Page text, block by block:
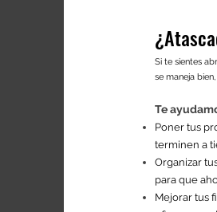
Si te sientes
se maneja
Te
Poner tus
terminen a
Organizar
para que
Mejorar tus